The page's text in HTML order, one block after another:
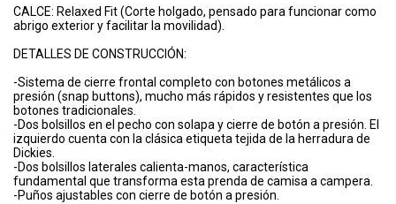
CALCE: Relaxed Fit (Corte holgado, pensado para funcionar como
abrigo exterior y facilitar la movilidad).
DETALLES DE CONSTRUCCIÓN:
-Sistema de cierre frontal completo con botones metálicos a
presión (snap buttons), mucho más rápidos y resistentes que los
botones tradicionales.
-Dos bolsillos en el pecho con solapa y cierre de botón a presión. El
izquierdo cuenta con la clásica etiqueta tejida de la herradura de
Dickies.
-Dos bolsillos laterales calienta-manos, característica
fundamental que transforma esta prenda de camisa a campera.
-Puños ajustables con cierre de botón a presión.